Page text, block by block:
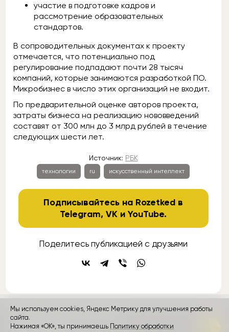
участие в подготовке кадров и
рассмотрение образовательных
стандартов.
В сопроводительных документах к проекту
отмечается, что потенциально под
регулирование подпадают почти 28 тысяч
компаний, которые занимаются разработкой ПО.
Микробизнес в число этих организаций не входит.
По предварительной оценке авторов проекта,
затраты бизнеса на реализацию нововведений
составят от 300 млн до 3 млрд рублей в течение
следующих шести лет.
Источник: РБК
технологии ru искусственный интеллект
Подписывайтесь на Rozetked в
Telegram,VK иYouTube.
Поделитесь публикацией с друзьями
контакты
Мы используем cookies, Яндекс Метрику для улучшения работы
сайта.
Нажимая «ОК», ты принимаешь Политику обработки